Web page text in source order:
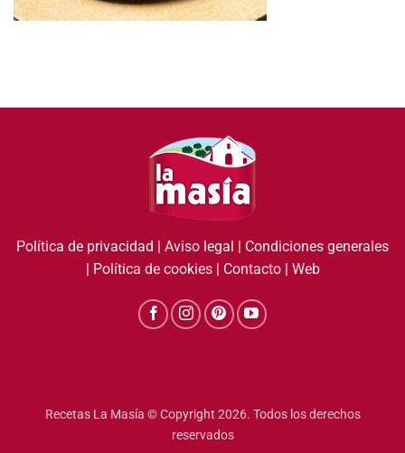
Política de privacidad Aviso legal
Condiciones generales
Política de cookies| Contacto| Web
Recetas La Masía © Copyright 2026. Todos los derechos
reservados